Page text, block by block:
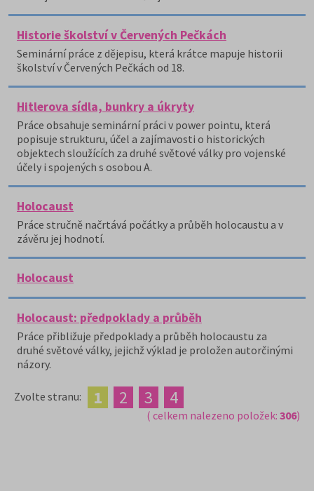
Historie školství v Červených Pečkách
Seminární práce z dějepisu, která krátce mapuje historii
školství v Červených Pečkách od 18.
Hitlerova sídla, bunkry a úkryty
Práce obsahuje seminární práci v power pointu, která
popisuje strukturu, účel a zajímavosti o historických
objektech sloužících za druhé světové války pro vojenské
účely i spojených s osobou A.
Holocaust
Práce stručně načrtává počátky a průběh holocaustu a v
závěru jej hodnotí.
Holocaust
Holocaust: předpoklady a průběh
Práce přibližuje předpoklady a průběh holocaustu za
druhé světové války, jejichž výklad je proložen autorčinými
názory.
Zvolte stranu: 1 2 3 4
( celkem nalezeno položek: 306)